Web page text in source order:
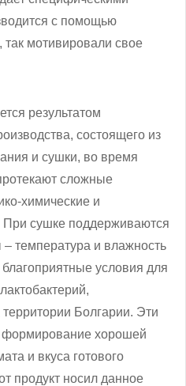
с помощью
так мотивировали свое
результатом
состоящего из
и сушки, во время
сложные
химические и
При сушке поддерживаются
температура и влажность
условия для
Болгарии. Эти
формирование хорошей
и вкуса готового
продукт носил данное